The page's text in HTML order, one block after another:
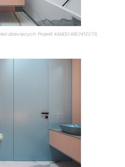
dziecięcych. Projekt: KANDO ARCHITECTS,